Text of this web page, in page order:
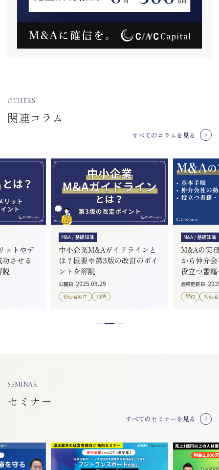
OTHERS
関連コラム
すべてのコラムを見る
ットやデ
させる
説
M&A / 基礎知識
中小企業M&Aガイドラインと
は？概要や第3版の改訂のポイ
ントを解説
公開日 2025.09.29
初心者向け 用語
M&A / 基礎知識
M&Aの実
から仲介
役立つ書
最終更新日
契約 初心
SEMINAR
セミナー
すべてのセミナーを見る